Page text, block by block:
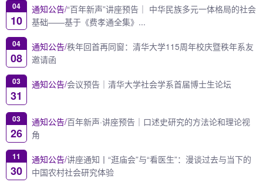
04
10
通知公告/“百年新声”讲座预告｜ 中华民族多元一体格局的社会
基础——基于《费孝通全集》...
04
08
通知公告/秩年回首再同窗：清华大学115周年校庆暨秩年系友
邀请函
03
31
通知公告/会议预告｜清华大学社会学系首届博士生论坛
03
26
通知公告/百年新声·讲座预告｜口述史研究的方法论和理论视
角
11
30
通知公告/讲座通知丨“逛庙会”与“看医生”：漫谈过去与当下的
中国农村社会研究体验